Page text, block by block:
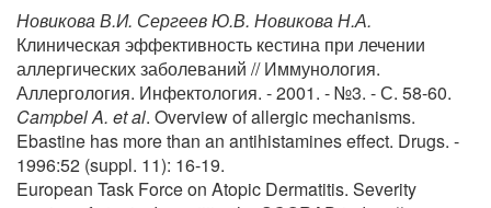
Новикова В.И. Сергеев Ю.В. Новикова Н.А.
Клиническая эффективность кестина при лечении
аллергических заболеваний // Иммунология.
Аллергология. Инфектология. - 2001. - №3. - С. 58-60.
Campbel A. et al. Overview of allergic mechanisms.
Ebastine has more than an antihistamines effect. Drugs. -
1996:52 (suppl. 11): 16-19.
European Task Force on Atopic Dermatitis. Severity